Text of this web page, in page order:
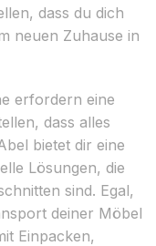
dass du dich
neuen Zuhause in
erfordern eine
dass alles
bietet dir eine
Lösungen, die
sind. Egal,
deiner Möbel
Einpacken,